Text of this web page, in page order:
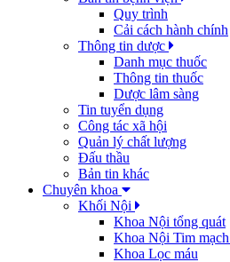
Quy trình
Cải cách hành chính
Thông tin dược
Danh mục thuốc
Thông tin thuốc
Dược lâm sàng
Tin tuyển dụng
Công tác xã hội
Quản lý chất lượng
Đấu thầu
Bản tin khác
Chuyên khoa
Khối Nội
Khoa Nội tổng quát
Khoa Nội Tim
Khoa Lọc máu